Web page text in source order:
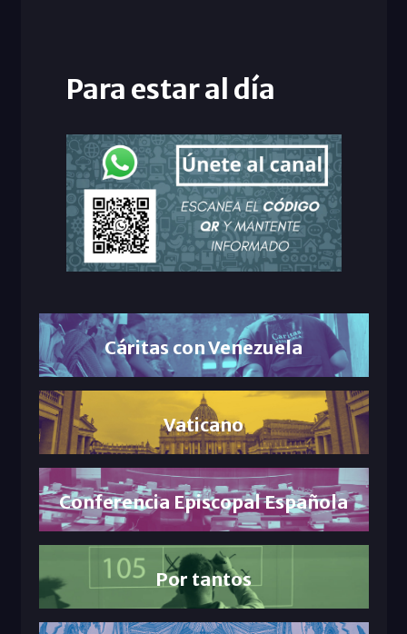
Para estar al día
Cáritas con Venezuela
Vaticano
Conferencia Episcopal Española
Por tantos